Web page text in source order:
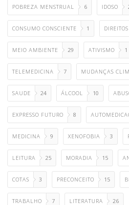
POBREZA MENSTRUAL 6 IDOSO
CONSUMO CONSCIENTE 1
MEIO AMBIENTE 29 ATIVISMO 1
TELEMEDICINA 7 MUDANÇAS
SAUDE 24 ÁLCOOL 10
EXPRESSO FUTURO 8
MEDICINA 9 XENOFOBIA 3
LEITURA 25 MORADIA 15
COTAS 3 PRECONCEITO 15
TRABALHO 7 LITERATURA 26